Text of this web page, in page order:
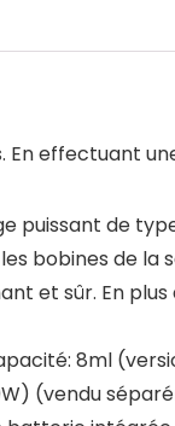
effectuant
puissant de
bobines de la
et sûr. En
8ml
(vendu